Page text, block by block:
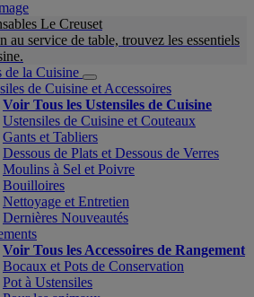
Le Creuset
au service de table, trouvez les essentiels
de la Cuisine
de Cuisine et Accessoires
Voir Tous les Ustensiles de Cuisine
Ustensiles de Cuisine et Couteaux
Gants et Tabliers
Dessous de Plats et Dessous de Verres
Moulins à Sel et Poivre
Bouilloires
Nettoyage et Entretien
Dernières Nouveautés
Voir Tous les Accessoires de Rangement
Bocaux et Pots de Conservation
Pot à Ustensiles